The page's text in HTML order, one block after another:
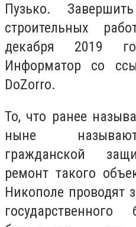
Пузько.
строительных
декабря 2019
Информатор со
DoZorro.
То, что ранее
ныне
гражданской
ремонт такого
Никополе проводят